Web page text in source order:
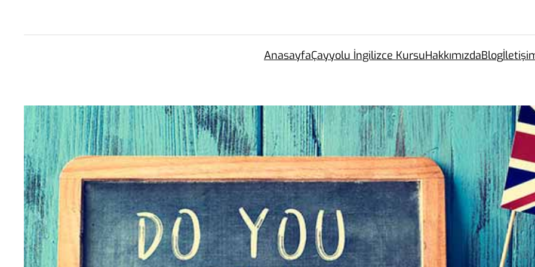
AnasayfaÇayyolu İngilizce KursuHakkımızdaBlog